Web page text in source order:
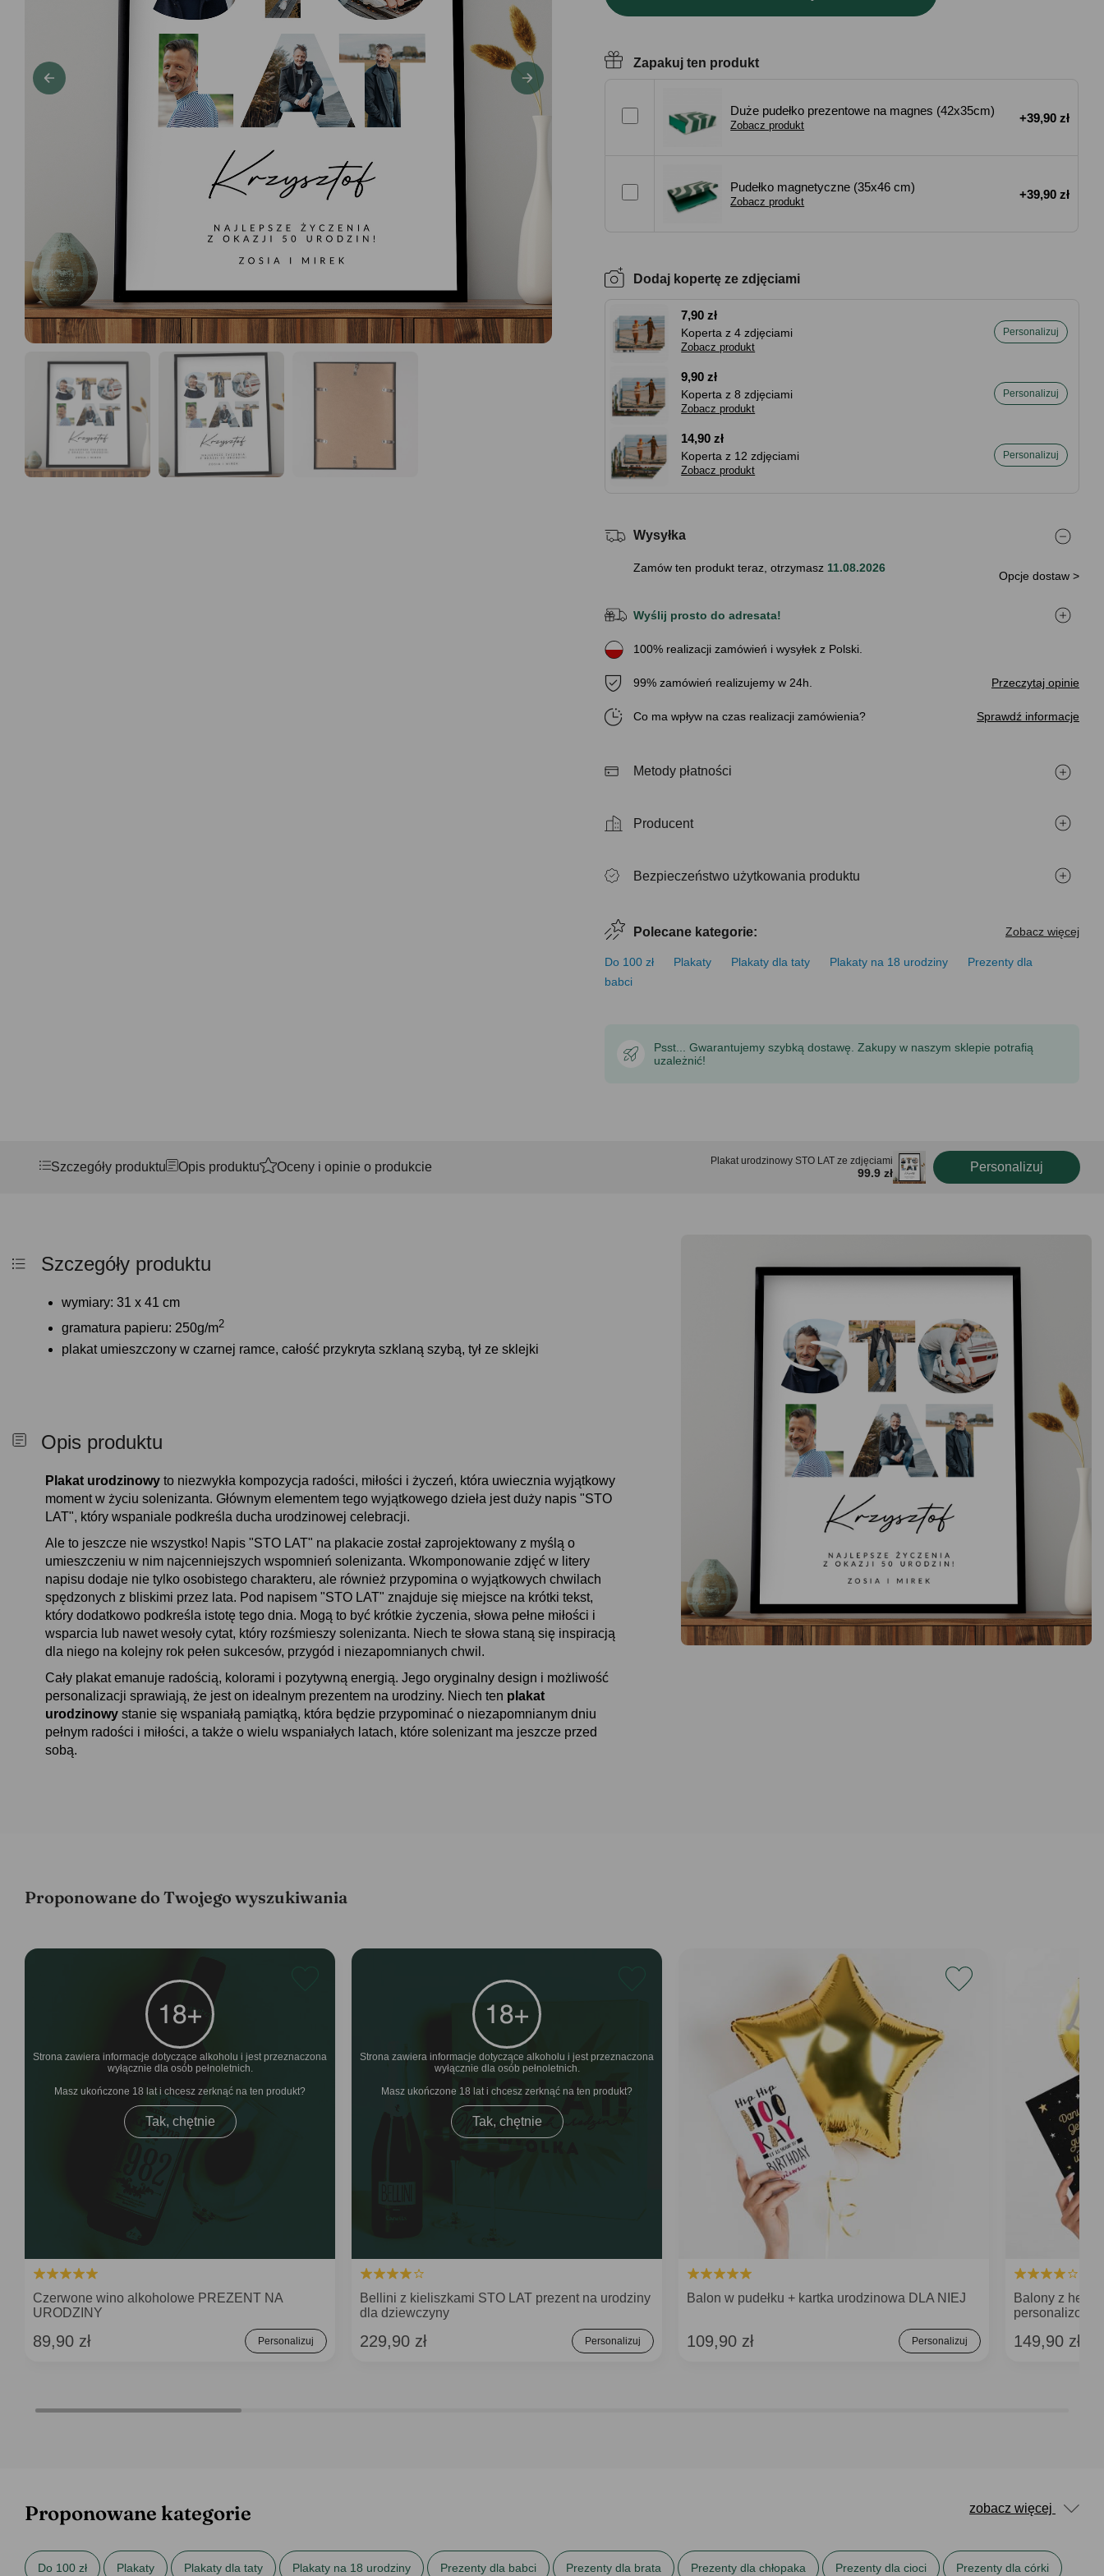
Zapakuj ten produkt
Duże pudełko prezentowe na magnes (42x35cm)
Zobacz produkt
+39,90 zł
Pudełko magnetyczne (35x46 cm)
Zobacz produkt
+39,90 zł
Dodaj kopertę ze zdjęciami
7,90 zł
Koperta z 4 zdjęciami
Zobacz produkt
Personalizuj
9,90 zł
Koperta z 8 zdjęciami
Zobacz produkt
Personalizuj
14,90 zł
Koperta z 12 zdjęciami
Zobacz produkt
Personalizuj
Wysyłka
Zamów ten produkt teraz, otrzymasz 11.08.2026
Opcje dostaw >
Wyślij prosto do adresata!
100% realizacji zamówień i wysyłek z Polski.
99% zamówień realizujemy w 24h. Przeczytaj opinie
Co ma wpływ na czas realizacji zamówienia Sprawdź informacje
Metody płatności
Producent
Bezpieczeństwo użytkowania produktu
Polecane kategorie: Zobacz więcej
Do 100 zł Plakaty Plakaty dla taty Plakaty na 18 urodziny
Prezenty dla
babci
Psst... Gwarantujemy szybką dostawę. Zakupy w naszym sklepie potrafią
uzależnić!
Szczegóły produktu Opis produktu Oceny i opinie o produkcie Plakat urodzinowy STO LAT ze zdjęciami
99.9 zł Personalizuj
Szczegóły produktu
wymiary: 31 x 41 cm
gramatura papieru: 250g/m2
plakat umieszczony w czarnej ramce, całość przykryta szklaną szybą, tył ze sklejki
Opis produktu
Plakat urodzinowy to niezwykła kompozycja radości, miłości i życzeń, która uwiecznia wyjątkowy
moment w życiu solenizanta. Głównym elementem tego wyjątkowego dzieła jest duży napis "STO
LAT", który wspaniale podkreśla ducha urodzinowej celebracji.
Ale to jeszcze nie wszystko! Napis "STO LAT" na plakacie został zaprojektowany z myślą o
umieszczeniu w nim najcenniejszych wspomnień solenizanta. Wkomponowanie zdjęć w litery
napisu dodaje nie tylko osobistego charakteru, ale również przypomina o wyjątkowych chwilach
spędzonych z bliskimi przez lata. Pod napisem "STO LAT" znajduje się miejsce na krótki tekst,
który dodatkowo podkreśla istotę tego dnia. Mogą to być krótkie życzenia, słowa pełne miłości i
wsparcia lub nawet wesoły cytat, który rozśmieszy solenizanta. Niech te słowa staną się inspiracją
dla niego na kolejny rok pełen sukcesów, przygód i niezapomnianych chwil.
Cały plakat emanuje radością, kolorami i pozytywną energią. Jego oryginalny design i możliwość
personalizacji sprawiają, że jest on idealnym prezentem na urodziny. Niech ten plakat
urodzinowy stanie się wspaniałą pamiątką, która będzie przypominać o niezapomnianym dniu
pełnym radości i miłości, a także o wielu wspaniałych latach, które solenizant ma jeszcze przed
sobą.
Proponowane do Twojego wyszukiwania
Strona zawiera informacje dotyczące alkoholu i jest przeznaczona
wyłącznie dla osób pełnoletnich.
Masz ukończone 18 lat i chcesz zerknąć na ten produkt
Tak, chętnie
Czerwone wino alkoholowe PREZENT NA
URODZINY
89,90 zł Personalizuj
Strona zawiera informacje dotyczące alkoholu i jest przeznaczona
wyłącznie dla osób pełnoletnich.
Masz ukończone 18 lat i chcesz zerknąć na ten produkt
Tak, chętnie
Bellini z kieliszkami STO LAT prezent na urodziny
dla dziewczyny
229,90 zł Personalizuj
Balon w pudełku + kartka urodzinowa DLA NIEJ
109,90 zł Personalizuj
Balony z
149,90 zł
zobacz więcej
Proponowane kategorie
Do 100 zł Plakaty Plakaty dla taty Plakaty na 18 urodziny Prezenty dla babci Prezenty dla brata Prezenty dla chłopaka Prezenty dla cioci Prezenty dla córki